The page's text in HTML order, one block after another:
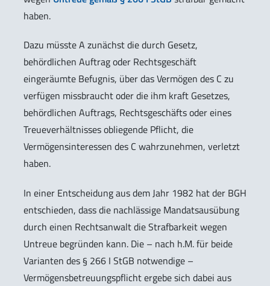
haben.
Dazu müsste A zunächst die durch Gesetz,
behördlichen Auftrag oder Rechtsgeschäft
eingeräumte Befugnis, über das Vermögen des C zu
verfügen missbraucht oder die ihm kraft Gesetzes,
behördlichen Auftrags, Rechtsgeschäfts oder eines
Treueverhältnisses obliegende Pflicht, die
Vermögensinteressen des C wahrzunehmen, verletzt
haben.
In einer Entscheidung aus dem Jahr 1982 hat der BGH
entschieden, dass die nachlässige Mandatsausübung
durch einen Rechtsanwalt die Strafbarkeit wegen
Untreue begründen kann. Die – nach h.M. für beide
Varianten des § 266 I StGB notwendige –
Vermögensbetreuungspflicht ergebe sich dabei aus